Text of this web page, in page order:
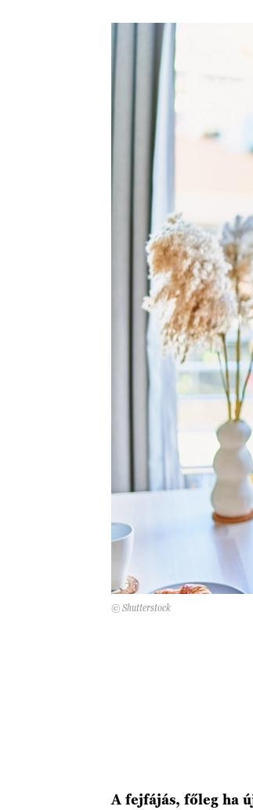
© Shutterstock
A fejfájás, főleg ha